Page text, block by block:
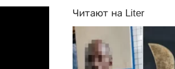
Читают на Liter